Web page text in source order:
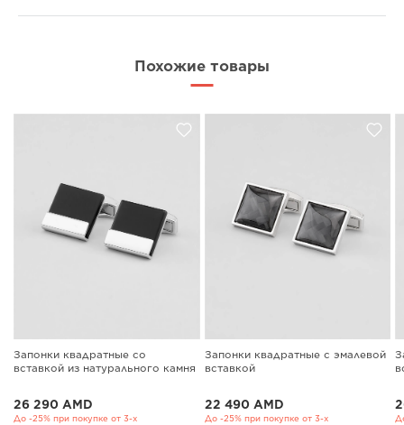
Похожие товары
Запонки квадратные со
вставкой из натурального камня
26 290 AMD
До -25% при покупке от 3-х
Запонки квадратные с эмалевой
вставкой
22 490 AMD
До -25% при покупке от 3-х